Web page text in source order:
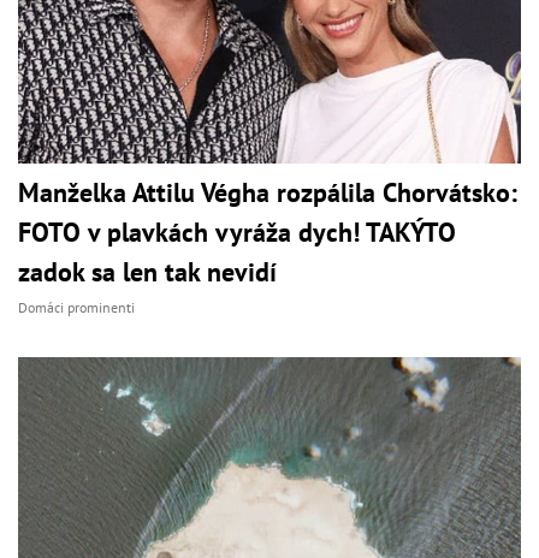
Manželka Attilu Végha rozpálila Chorvátsko:
FOTO v plavkách vyráža dych! TAKÝTO
zadok sa len tak nevidí
Domáci prominenti